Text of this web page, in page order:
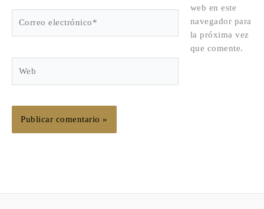
electrónico*
web en este
navegador para
la próxima vez
que comente.